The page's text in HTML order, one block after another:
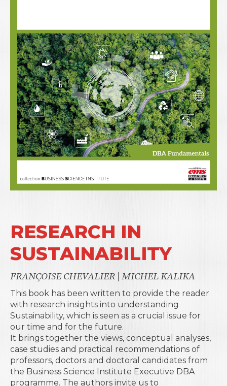
RESEARCH IN
SUSTAINABILITY
FRANÇOISE CHEVALIER | MICHEL KALIKA
This book has been written to provide the reader
with research insights into understanding
Sustainability, which is seen as a crucial issue for
our time and for the future.
It brings together the views, conceptual analyses,
case studies and practical recommendations of
professors, doctors and doctoral candidates from
the Business Science Institute Executive DBA
programme. The authors invite us to